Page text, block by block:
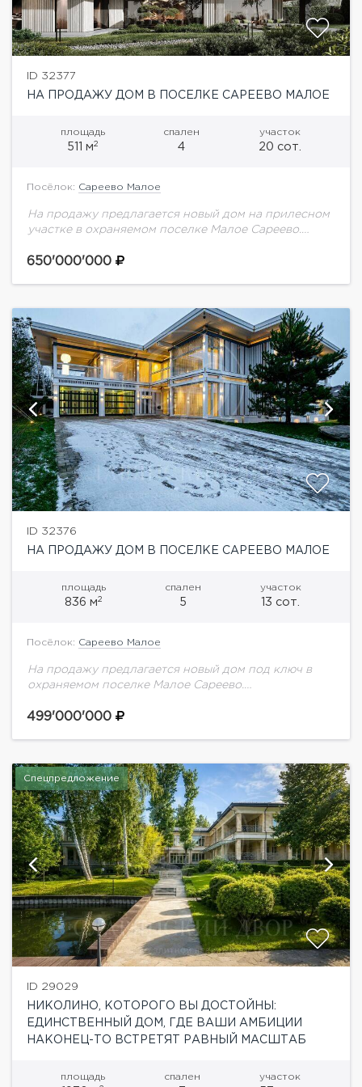
ID 32377
НА ПРОДАЖУ ДОМ В ПОСЕЛКЕ САРЕЕВО МАЛОЕ
площадь
511 м2
спален
4
участок
20 сот.
Посёлок: Сареево Малое
На продажу предлагается новый дом на прилесном
участке в охраняемом поселке Малое Сареево.
кабинет, 4 спальни, квартира для персонала с
650'000'000
ID 32376
НА ПРОДАЖУ ДОМ В ПОСЕЛКЕ САРЕЕВО МАЛОЕ
площадь
836 м2
спален
5
участок
13 сот.
Посёлок: Сареево Малое
На продажу предлагается новый дом под ключ в
охраняемом поселке Малое Сареево.
дровяной печью, блок для персонала. Фахверковая
499'000'000
Спецпредложение
ID 29029
НИКОЛИНО, КОТОРОГО ВЫ ДОСТОЙНЫ:
ЕДИНСТВЕННЫЙ ДОМ, ГДЕ ВАШИ АМБИЦИИ
НАКОНЕЦ-ТО ВСТРЕТЯТ РАВНЫЙ МАСШТАБ
площадь спален участок